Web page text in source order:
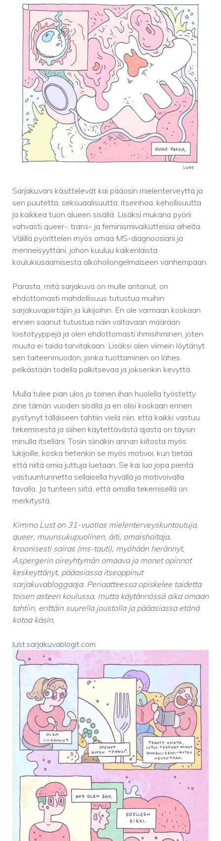
Sarjakuvani käsittelevät kai pääosin mielenterveyttä ja
sen puutetta, seksuaalisuutta, itseinhoa, kehollisuutta
ja kaikkea tuon alueen sisällä. Lisäksi mukana pyörii
vahvasti queer-, trans- ja feminismivaikutteisia aiheita.
Välillä pyörittelen myös omaa MS-diagnoosiani ja
menneisyyttäni, johon kuuluu kaikenlaista
koulukiusaamisesta alkoholiongelmaiseen vanhempaan.
Parasta, mitä sarjakuva on mulle antanut, on
ehdottomasti mahdollisuus tutustua muihin
sarjakuvapiirtäjiin ja lukijoihin. En ole varmaan koskaan
ennen saanut tutustua näin valtavaan määrään
loistotyyppejä ja olen ehdottomasti ihmisihminen, joten
muuta ei taida tarvitakaan. Lisäksi olen viimein löytänyt
sen taiteenmuodon, jonka tuottaminen on lähes
pelkästään todella palkitsevaa ja joksenkin kevyttä.
Mulla tulee pian ulos jo toinen ihan huolella työstetty
zine tämän vuoden sisällä ja en olisi koskaan ennen
pystynyt tälläiseen tahtiin vielä niin, että kaikki vastuu
tekemisestä ja siihen käytettävästä ajasta on täysin
minulla itselläni. Tosin siinäkin annan kiitosta myös
lukijoille, koska tietenkin se myös motivoi, kun tietää
että niitä omia juttuja luetaan. Se kai luo jopa pientä
vastuuntunnetta sellaisella hyvällä ja motivoivalla
tavalla. Ja tunteen siitä, että omalla tekemisellä on
merkitystä.
Kimmo Lust on 31-vuotias mielenterveyskuntoutuja,
queer, muunsukupuolinen, äiti, omaishoitaja,
kroonisesti sairas (ms-tauti), myöhään herännyt,
Aspergerin oireyhtymän omaava ja monet opinnot
keskeyttänyt, pääasiassa itseoppinut
sarjakuvabloggaaja. Periaatteessa opiskelee taidetta
toisen asteen koulussa, mutta käytännössä aika omaan
tahtiin, erittäin suurella joustolla ja pääasiassa etänä
kotoa käsin.
lust.sarjakuvablogit.com